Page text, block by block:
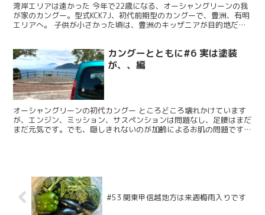
湾岸エリアは遠かった 今年で22歳になる、オーシャングリーンの我
が家のカングー。型式KCK7J、初代前期型のカングーで、豊洲、有明
エリアへ。 子供が小さかった頃は、豊洲のキッザニアが目的地だっ
カングーとともに#6 実は塗装
が、、編
オーシャングリーンの初代カングー ところどころ壊れかけています
が、エンジン、ミッション、サスペンションは問題なし、足腰はまだ
まだ元気です。でも、隠しきれないのが加齢によるお肌の問題です。
#53 関東甲信越地方は来週梅雨入りです